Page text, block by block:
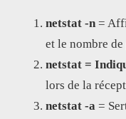
netstat -n =
et le nombre de
netstat =
lors de la
netstat -a =